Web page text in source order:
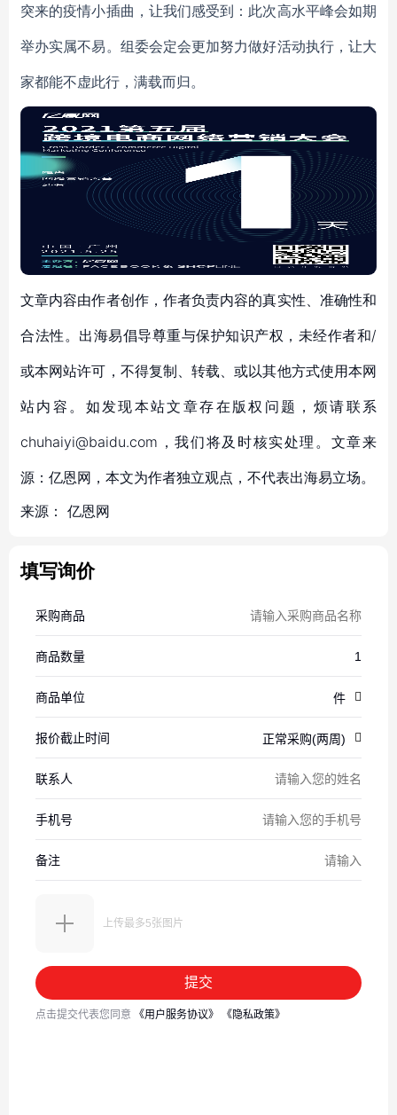
突来的疫情小插曲 ， 让我们感受到 ： 此次高水平峰会如期
举办实属不易。组委会定会更加努力做好活动执行，让大
家都能不虚此行， 满载而归。
文章内容由作者创作，作者负责内容的真实性、准确性和
合法性。出海易倡导尊重与保护知识产权，未经作者和/
或本网站许可，不得复制、转载、或以其他方式使用本网
站内容。如发现本站文章存在版权问题，烦请联系
chuhaiyi@baidu.com，我们将及时核实处理。文章来
源：亿恩网，本文为作者独立观点，不代表出海易立场。
来源： 亿恩网
填写询价